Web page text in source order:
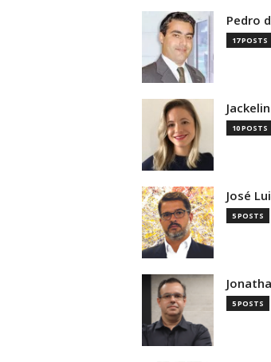
Pedro
17 POSTS
10 POSTS
José
5 POSTS
5 POSTS